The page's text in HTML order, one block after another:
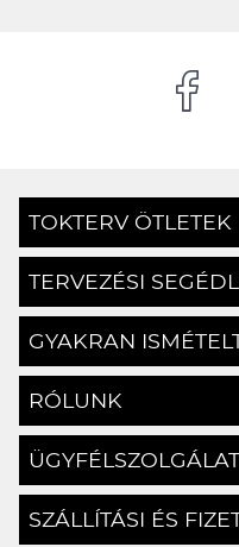
TOKTERV ÖTLETEK
TERVEZÉSI
GYAKRAN
RÓLUNK
ÜGYFÉLSZOLGÁLAT
SZÁLLÍTÁSI ÉS